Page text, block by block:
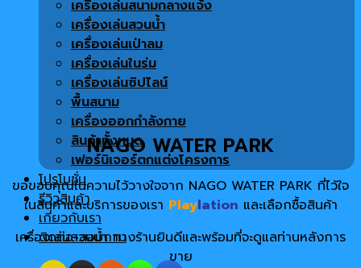
เครื่องเล่นสนามกลางแจ้ง
เครื่องเล่นสวนน้ำ
เครื่องเล่นเป่าลม
เครื่องเล่นในร่ม
เครื่องเล่นซิปไลน์
พื้นสนาม
เครื่องออกกำลังกาย
สินค้าทั้งหมด
เฟอร์นิเจอร์ตกแต่งโครงการ
โปรโมชั่น
รีวิวสินค้า
เกี่ยวกับเรา
ติดต่อ-สอบถาม
NAGO WATER PARK​
ขอขอบคุณในความไว้วางใจจาก NAGO WATER PARK​ ที่ไว้ใจ
ในสินค้าและบริการของเรา Playlation และเลือกซื้อสินค้า
เครื่องเล่นสวนน้ำ ทางร้านยินดีและพร้อมที่จะดูแลท่านหลังการ
ขาย